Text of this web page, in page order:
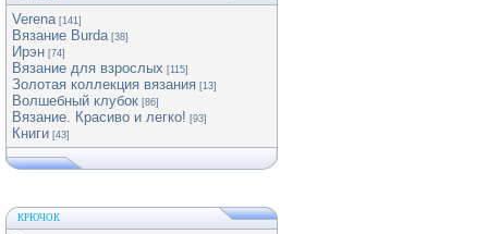
Verena [141]
Вязание Burda [38]
Ирэн [74]
Вязание для взрослых [115]
Золотая коллекция вязания [13]
Волшебный клубок [86]
Вязание. Красиво и легко! [93]
Книги [43]
КРЮЧОК